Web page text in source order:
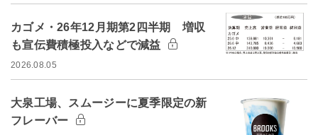
カゴメ・26年12月期第2四半期 増収
も宣伝費積極投入などで減益
2026.08.05
大泉工場、スムージーに夏季限定の新
フレーバー